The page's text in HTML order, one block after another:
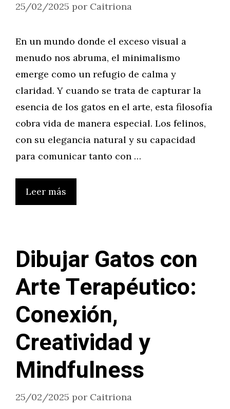
25/02/2025 por Caitriona
En un mundo donde el exceso visual a
menudo nos abruma, el minimalismo
emerge como un refugio de calma y
claridad. Y cuando se trata de capturar la
esencia de los gatos en el arte, esta filosofía
cobra vida de manera especial. Los felinos,
con su elegancia natural y su capacidad
para comunicar tanto con …
Leer más
Dibujar Gatos con
Arte Terapéutico:
Conexión,
Creatividad y
Mindfulness
25/02/2025 por Caitriona